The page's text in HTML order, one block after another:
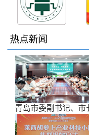
热点新闻